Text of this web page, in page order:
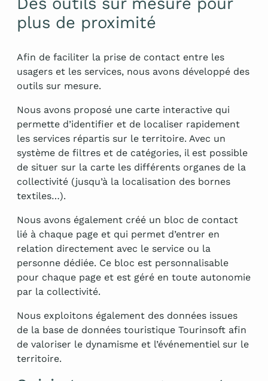
plus de proximité
Afin de faciliter la prise de contact entre les
usagers et les services, nous avons développé des
outils sur mesure.
Nous avons proposé une carte interactive qui
permette d’identifier et de localiser rapidement
les services répartis sur le territoire. Avec un
système de filtres et de catégories, il est possible
de situer sur la carte les différents organes de la
collectivité (jusqu’à la localisation des bornes
textiles…).
Nous avons également créé un bloc de contact
lié à chaque page et qui permet d’entrer en
relation directement avec le service ou la
personne dédiée. Ce bloc est personnalisable
pour chaque page et est géré en toute autonomie
par la collectivité.
Nous exploitons également des données issues
de la base de données touristique Tourinsoft afin
de valoriser le dynamisme et l’événementiel sur le
territoire.